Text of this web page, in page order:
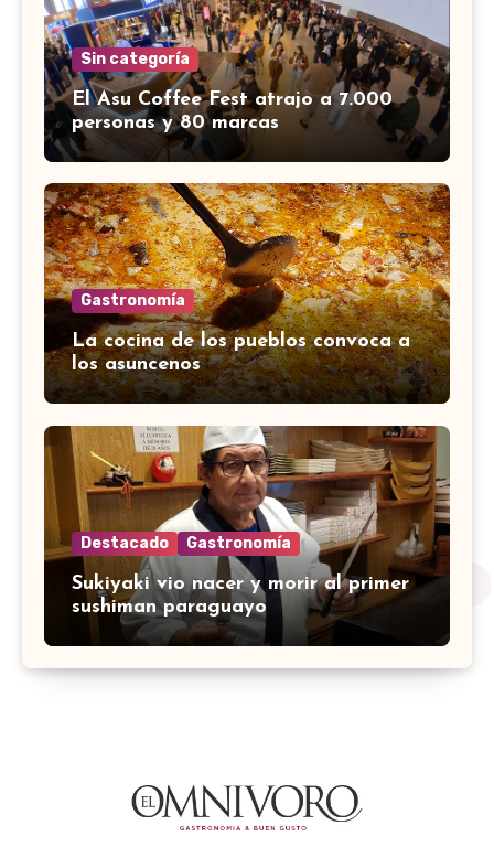
Sin categoría
El Asu Coffee Fest atrajo a 7.000
personas y 80 marcas
Gastronomía
La cocina de los pueblos convoca a
los asuncenos
Destacado Gastronomía
Sukiyaki vio nacer y morir al primer
sushiman paraguayo